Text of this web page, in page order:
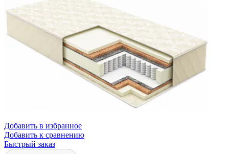
Добавить в избранное
Добавить к сравнению
Быстрый заказ